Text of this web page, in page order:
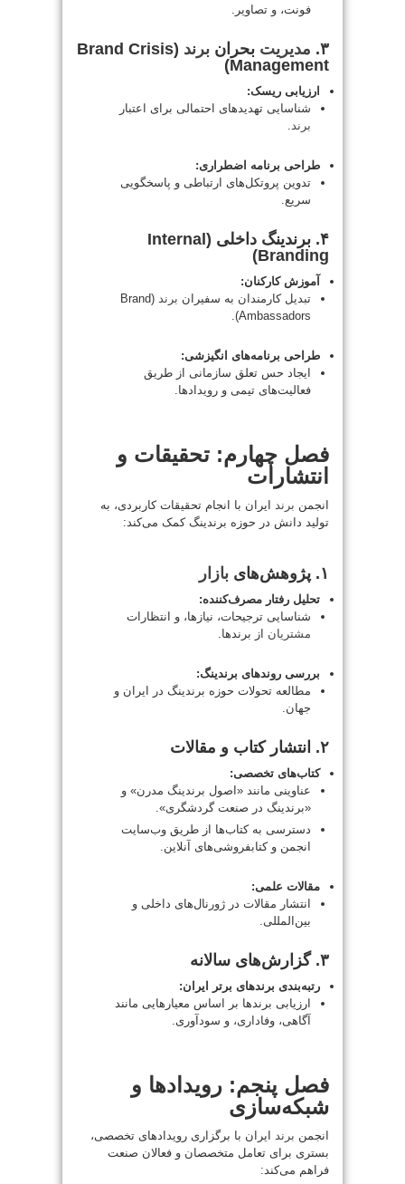
فونت، و تصاویر.
۳. مدیریت بحران برند (Brand Crisis
Management)
ارزیابی ریسک:
شناسایی تهدیدهای احتمالی برای اعتبار
برند
طراحی برنامه اضطراری:
تدوین پروتکل‌های ارتباطی و پاسخگویی
سریع.
۴. برندینگ داخلی (Internal
Branding)
آموزش کارکنان:
تبدیل کارمندان به سفیران برند
(Brand
Ambassadors).
طراحی برنامه‌های انگیزشی:
ایجاد حس تعلق سازمانی از طریق
فعالیت‌های تیمی و رویدادها.
فصل چهارم: تحقیقات و
انتشارات
انجمن برند
ایران با انجام تحقیقات کاربردی، به
تولید دانش در حوزه برندینگ کمک می‌کند:
۱. پژوهش‌های بازار
تحلیل رفتار مصرف‌کننده:
شناسایی ترجیحات، نیازها، و انتظارات
مشتریان از برندها.
بررسی روندهای برندینگ:
مطالعه تحولات حوزه برندینگ در ایران و
جهان.
۲. انتشار کتاب و مقالات
کتاب‌های تخصصی:
عناوینی مانند «اصول برندینگ مدرن» و
«برندینگ در صنعت گردشگری».
دسترسی به کتاب‌ها از طریق وب‌سایت
انجمن و کتابفروشی‌های آنلاین.
مقالات علمی:
انتشار مقالات در ژورنال‌های داخلی و
بین‌المللی.
۳. گزارش‌های سالانه
رتبه‌بندی برندهای برتر ایران:
ارزیابی برندها بر اساس معیارهایی مانند
آگاهی، وفاداری، و سودآوری.
فصل پنجم: رویدادها و
شبکه‌سازی
انجمن برند
ایران با برگزاری رویدادهای تخصصی،
بستری برای تعامل متخصصان و فعالان صنعت
فراهم می‌کند: